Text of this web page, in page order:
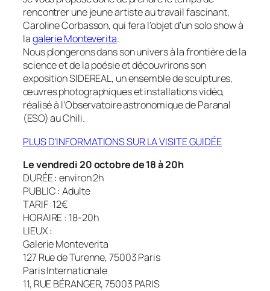
rencontrer une jeune artiste au travail fascinant,
Caroline Corbasson, qui fera l’objet d’un solo show à
lagalerie Monteverita.
Nous plongerons dans son univers à la frontière de la
science et de la poésie et découvrirons son
exposition SIDEREAL, un ensemble de sculptures,
œuvres photographiques et installations vidéo,
réalisé à l’Observatoire astronomique de Paranal
(ESO) au Chili.
PLUS D’INFORMATIONS SUR LA VISITE GUIDÉE
Le vendredi 20 octobre de 18 à 20h
DURÉE : environ 2h
PUBLIC : Adulte
TARIF :12€
HORAIRE : 18-20h
LIEUX :
Galerie Monteverita
127 Rue de Turenne, 75003 Paris
Paris Internationale
11, RUE BÉRANGER, 75003 PARIS